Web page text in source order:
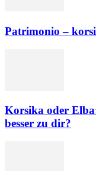
Patrimonio –
Korsika oder
besser zu dir?